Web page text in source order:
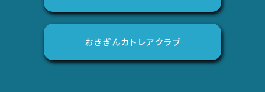
おきぎんカトレアクラブ